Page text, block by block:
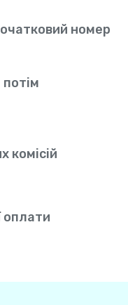
номер
комісій
оплати